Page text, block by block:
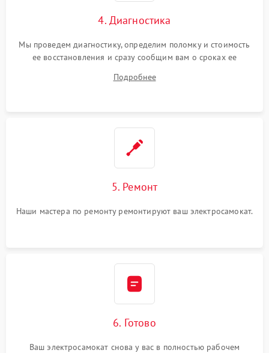
4. Диагностика
Мы проведем диагностику, определим поломку и стоимость
ее восстановления и сразу сообщим вам о сроках ее
Подробнее
5. Ремонт
Наши мастера по ремонту ремонтируют ваш электросамокат.
6. Готово
Ваш электросамокат снова у вас в полностью рабочем